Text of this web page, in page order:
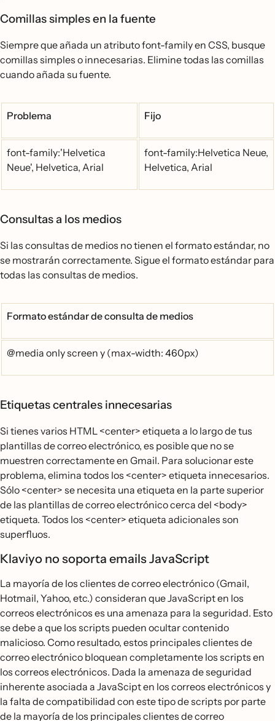
Comillas simples en la fuente
Siempre que añada un atributo font-family en CSS, busque
comillas simples o innecesarias. Elimine todas las comillas
cuando añada su fuente.
Problema Fijo
font-family:'Helvetica
Neue', Helvetica, Arial
font-family:Helvetica Neue,
Helvetica, Arial
Consultas a los medios
Si las consultas de medios no tienen el formato estándar, no
se mostrarán correctamente. Sigue el formato estándar para
todas las consultas de medios.
Formato estándar de consulta de medios
@media only screen y (max-width: 460px)
Etiquetas centrales innecesarias
Si tienes varios HTML <center> etiqueta a lo largo de tus
plantillas de correo electrónico, es posible que no se
muestren correctamente en Gmail. Para solucionar este
problema, elimina todos los <center> etiqueta innecesarios.
Sólo <center> se necesita una etiqueta en la parte superior
de las plantillas de correo electrónico cerca del <body>
etiqueta. Todos los <center> etiqueta adicionales son
superfluos.
Klaviyo no soporta emails JavaScript
La mayoría de los clientes de correo electrónico (Gmail,
Hotmail, Yahoo, etc.) consideran que JavaScript en los
correos electrónicos es una amenaza para la seguridad. Esto
se debe a que los scripts pueden ocultar contenido
malicioso. Como resultado, estos principales clientes de
correo electrónico bloquean completamente los scripts en
los correos electrónicos. Dada la amenaza de seguridad
inherente asociada a JavaScipt en los correos electrónicos y
la falta de compatibilidad con este tipo de scripts por parte
de la mayoría de los principales clientes de correo